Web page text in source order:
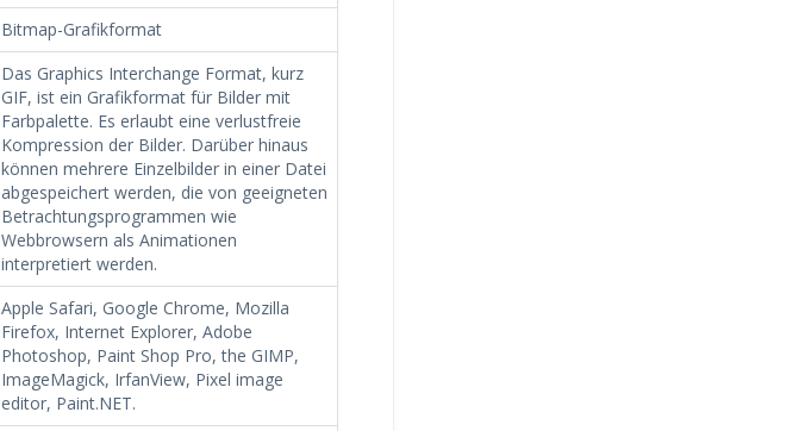
Bitmap-Grafikformat
Das Graphics Interchange Format, kurz
GIF, ist ein Grafikformat für Bilder mit
Farbpalette. Es erlaubt eine verlustfreie
Kompression der Bilder. Darüber hinaus
können mehrere Einzelbilder in einer Datei
abgespeichert werden, die von geeigneten
Betrachtungsprogrammen wie
Webbrowsern als Animationen
interpretiert werden.
Apple Safari, Google Chrome, Mozilla
Firefox, Internet Explorer, Adobe
Photoshop, Paint Shop Pro, the GIMP,
ImageMagick, IrfanView, Pixel image
editor, Paint.NET.